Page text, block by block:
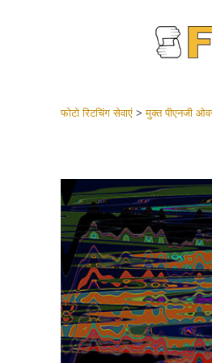
फोटो रिटचिंग सेवाएं>मुक्त पीएनजी